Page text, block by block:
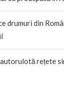
drumuri din
rețete